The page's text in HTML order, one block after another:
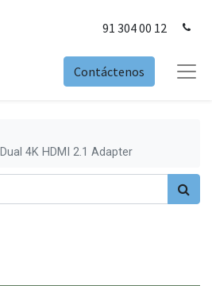
91 304 00 12
Contáctenos
4K HDMI 2.1 Adapter